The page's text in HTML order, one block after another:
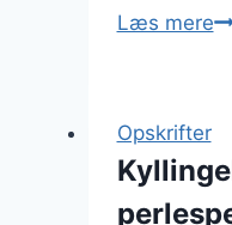
Læs mere
Opskrifter